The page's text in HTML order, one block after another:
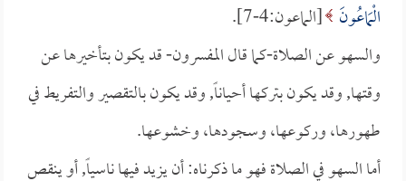
الْمَاعُونَ [الماعون:4-7].
والسهو عن الصلاة-كما قال المفسرون- قد يكون بتأخيرها عن
وقتها, وقد يكون بتركها أحياناً, وقد يكون بالتقصير والتفريط في
طهورها، وركوعها، وسجودها، وخشوعها.
أما السهو في الصلاة فهو ما ذكرناه: أن يزيد فيها ناسياً, أو ينقص